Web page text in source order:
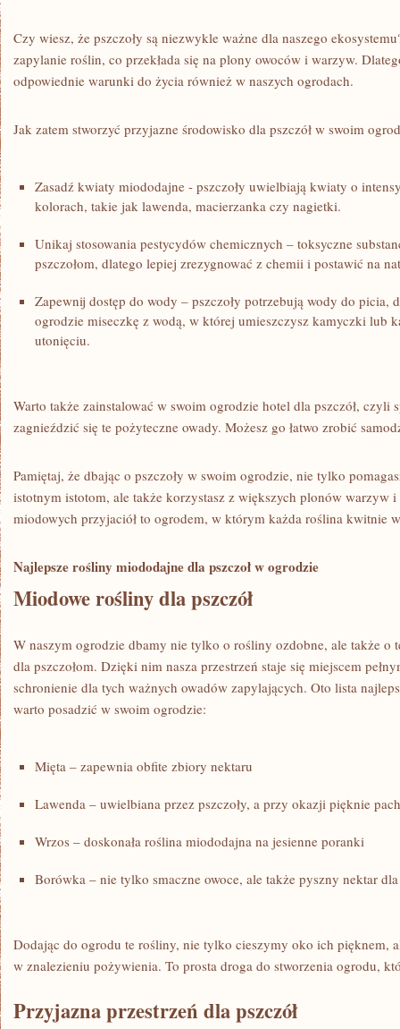
Czy wiesz, że pszczoły są niezwykle ważne dla⁣ naszego
zapylanie ⁤roślin, co⁤ przekłada się na plony owoców i warzyw.
odpowiednie warunki do życia również w naszych ogrodach.
Jak zatem stworzyć przyjazne ‌środowisko dla pszczół ⁤w‍ swoim
Zasadź ​kwiaty‍ miododajne -⁢ pszczoły uwielbiają kwiaty o
kolorach, takie jak lawenda, macierzanka czy nagietki.
Unikaj⁢ stosowania pestycydów ⁣chemicznych – toksyczne
pszczołom, dlatego lepiej zrezygnować z chemii i postawić⁣ na
Zapewnij dostęp do wody – pszczoły potrzebują wody ‌do⁤ picia,
ogrodzie‍ miseczkę z wodą, ⁤w ‍której umieszczysz kamyczki ‌lub
utonięciu.
Warto także zainstalować w swoim ⁤ogrodzie hotel dla pszczół,​ czyli
zagnieździć się te pożyteczne owady. Możesz go⁤ łatwo zrobić
Pamiętaj, że dbając o pszczoły w⁢ swoim ‍ogrodzie, nie tylko
istotnym istotom, ale ⁤także korzystasz ⁢z większych plonów ⁣warzyw i⁤
miodowych przyjaciół ‍to ogrodem, w którym każda roślina⁣ kwitnie
Najlepsze rośliny miododajne dla pszczoł w ⁣ogrodzie
Miodowe ⁢rośliny dla pszczół
W naszym ogrodzie dbamy nie tylko o rośliny ozdobne, ale ⁤także o
dla pszczołom. Dzięki nim nasza przestrzeń staje się miejscem
schronienie dla tych ważnych owadów‌ zapylających. Oto lista
warto posadzić w swoim ogrodzie:
Mięta – zapewnia obfite⁤ zbiory nektaru
Lawenda – uwielbiana przez pszczoły, a przy okazji pięknie
Wrzos – doskonała roślina​ miododajna na jesienne⁣ poranki
Borówka – nie tylko​ smaczne owoce, ‍ale‌ także pyszny nektar dla
Dodając do‍ ogrodu te rośliny, nie tylko cieszymy oko ich pięknem,
w znalezieniu pożywienia. To prosta ‌droga‌ do stworzenia ogrodu,
Przyjazna przestrzeń dla pszczół